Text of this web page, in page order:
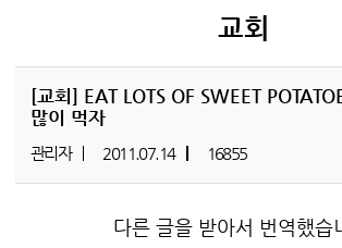
교회
[교회] EAT LOTS OF SWEET
많이 먹자
관리자 2011.07.14 16855
다른 글을 받아서 번역했습